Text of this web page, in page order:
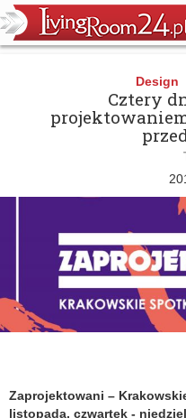
Design
Cztery
Zaprojektowani –
listopada, czwartek -